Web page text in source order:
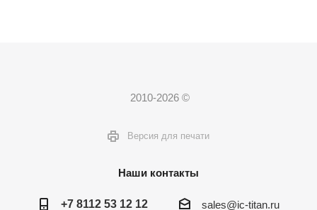
2010-2026 ©
Версия для печати
Наши контакты
+7 8112 53 12 12 sales@ic-titan.ru